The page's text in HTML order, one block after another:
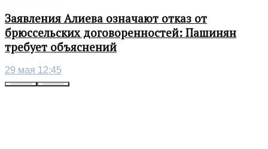
Заявления Алиева означают отказ от
брюссельских договоренностей: Пашинян
требует объяснений
29 мая 12:45